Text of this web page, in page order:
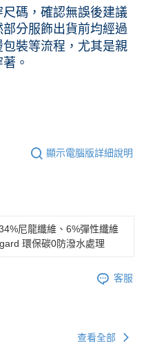
碼，確認無誤後建議
分服飾出貨前均經過
裝等流程，尤其是親
。
顯示電腦版詳細說明
尼龍纖維、6%彈性纖維
環保碳0防潑水處理
客服
查看全部